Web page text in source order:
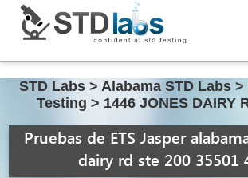
STD Labs > Alabama STD Labs >
Testing > 1446 JONES DAIRY
Pruebas de ETS Jasper
dairy rd ste 200 35501